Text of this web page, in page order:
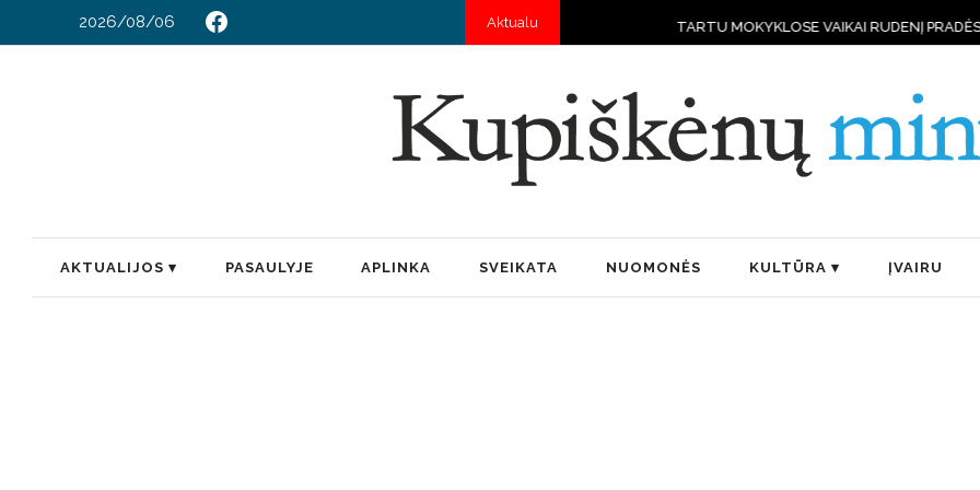
2026/08/06 AktualuTARTU MOKYKLOSE VAIKAI RUDENĮ PRADĖS MOKYTIS VALDYTI
AKTUALIJOS PASAULYJE APLINKA SVEIKATA NUOMONĖS KULTŪRA ĮVAIRU